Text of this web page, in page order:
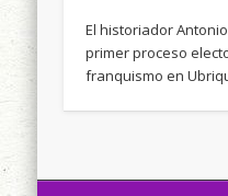
El historiador
primer proceso
franquismo en